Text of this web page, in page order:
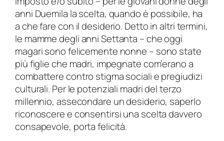
anni Duemila la scelta, quando è possibile, ha
a che fare con il desiderio. Detto in altri termini,
le mamme degli anni Settanta – che oggi
magari sono felicemente nonne – sono state
più figlie che madri, impegnate com’erano a
combattere contro stigma sociali e pregiudizi
culturali. Per le potenziali madri del terzo
millennio, assecondare un desiderio, saperlo
riconoscere e consentirsi una scelta davvero
consapevole, porta felicità.